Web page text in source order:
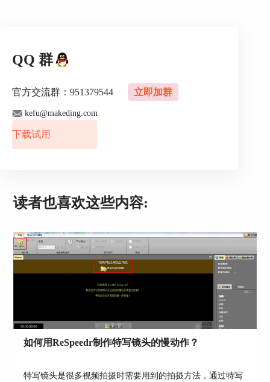
进入后选择具体的滤镜效果，这里我选择的是第一
行第二个滤镜，双击后便可直接运用于画面上，在
当然，在添加滤镜之后，还可以调整效果，包括光
源、亮度、对比度等。
QQ 群
官方交流群：951379544 立即加群
kefu@makeding.com
下载试用
读者也喜欢这些内容:
如何用ReSpeedr制作特写镜头的慢动作？
特写镜头是很多视频拍摄时需要用到的拍摄方法，通过特写